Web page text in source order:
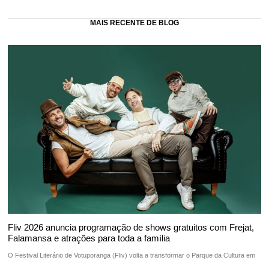
MAIS RECENTE DE BLOG
Fliv 2026 anuncia programação de shows gratuitos com Frejat,
Falamansa e atrações para toda a família
O Festival Literário de Votuporanga (Fliv) volta a transformar o Parque da Cultura em